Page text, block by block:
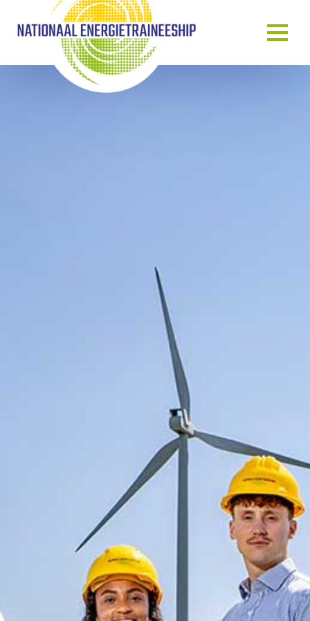
PROGRAMMA INHOUD
SELECTIEPROCEDURE
JOUW TOEKOMST
INSCHRIJVEN